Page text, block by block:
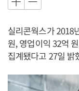
실리콘웍스가 2018
원, 영업이익 32억
집계됐다고 27일 밝